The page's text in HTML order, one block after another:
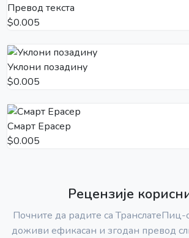
Превод текста
$0.005
Уклони позадину
$0.005
Смарт Ерасер
$0.005
Рецензије
Почните да радите са
доживи ефикасан и згодан превод